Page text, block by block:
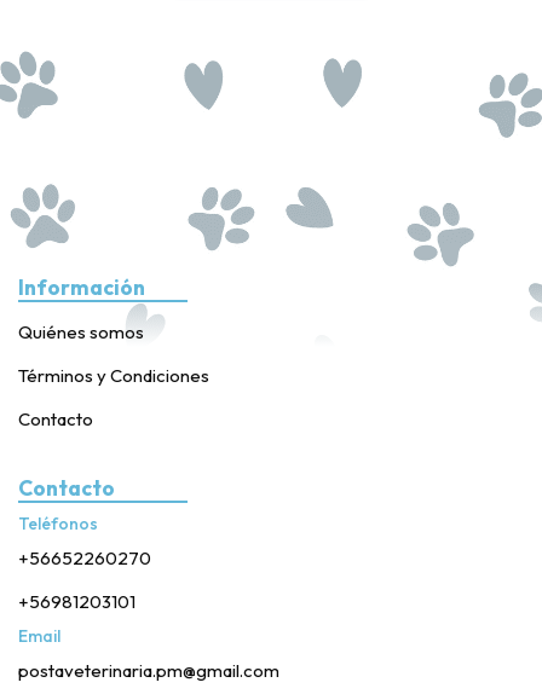
Información
Quiénes somos
Términos y Condiciones
Contacto
Contacto
Teléfonos
+56652260270
+56981203101
Email
postaveterinaria.pm@gmail.com